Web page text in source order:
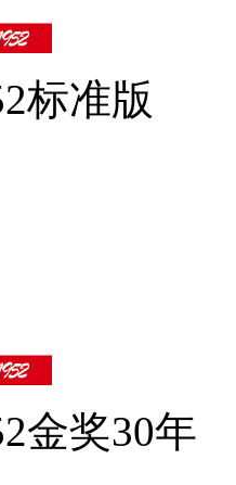
标准版
金奖30年